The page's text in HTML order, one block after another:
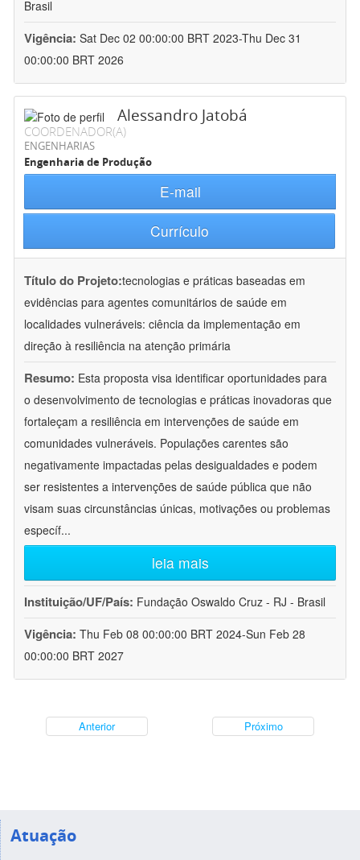
Brasil
Vigência: Sat Dec 02 00:00:00 BRT 2023-Thu Dec 31
00:00:00 BRT 2026
Alessandro Jatobá
COORDENADOR(A)
ENGENHARIAS
Engenharia de Produção
E-mail
Currículo
Título do Projeto:tecnologias e práticas baseadas em
evidências para agentes comunitários de saúde em
localidades vulneráveis: ciência da implementação em
direção à resiliência na atenção primária
Resumo: Esta proposta visa identificar oportunidades para
o desenvolvimento de tecnologias e práticas inovadoras que
fortaleçam a resiliência em intervenções de saúde em
comunidades vulneráveis. Populações carentes são
negativamente impactadas pelas desigualdades e podem
ser resistentes a intervenções de saúde pública que não
visam suas circunstâncias únicas, motivações ou problemas
específ...
leia mais
Instituição/UF/País: Fundação Oswaldo Cruz - RJ - Brasil
Vigência: Thu Feb 08 00:00:00 BRT 2024-Sun Feb 28
00:00:00 BRT 2027
Anterior Próximo
Atuação